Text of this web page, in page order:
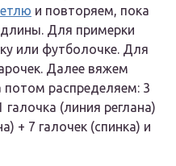
и повторяем, пока
Для примерки
или футболочке. Для
Далее вяжем
распределяем: 3
(линия реглана)
+ 7 галочек (спинка) и